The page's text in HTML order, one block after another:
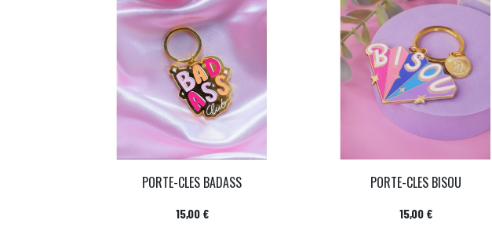
PORTE-CLES BADASS
Prix
15,00 €
PORTE-CLES BISOU
Prix
15,00 €